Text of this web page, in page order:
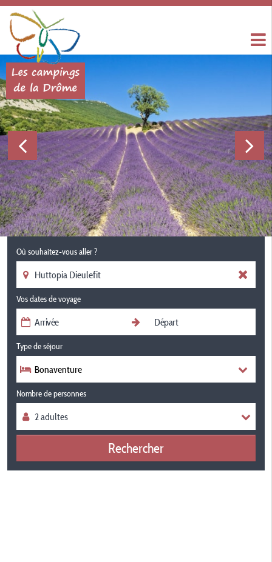
Où souhaitez-vous aller ?
Vos dates de voyage
Type de séjour
Bonaventure
Nombre de personnes
Rechercher